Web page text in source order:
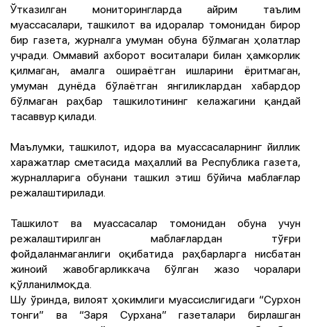
Ўтказилган мониторингларда айрим таълим
муассасалари, ташкилот ва идоралар томонидан бирор
бир газета, журналга умуман обуна бўлмаган ҳолатлар
учради. Оммавий ахборот воситалари билан ҳамкорлик
қилмаган, амалга ошираётган ишларини ёритмаган,
умуман дунёда бўлаётган янгиликлардан хабардор
бўлмаган раҳбар ташкилотининг келажагини қандай
тасаввур қилади.
Маълумки, ташкилот, идора ва муассасаларнинг йиллик
харажатлар сметасида маҳаллий ва Республика газета,
журналларига обунани ташкил этиш бўйича маблағлар
режалаштирилади.
Ташкилот ва муассасалар томонидан обуна учун
режалаштирилган маблағлардан тўғри
фойдаланмаганлиги оқибатида раҳбарларга нисбатан
жиноий жавобгарликкача бўлган жазо чоралари
қўлланилмоқда.
Шу ўринда, вилоят ҳокимлиги муассислигидаги “Сурхон
тонги” ва “Заря Сурхана” газеталари бирлашган